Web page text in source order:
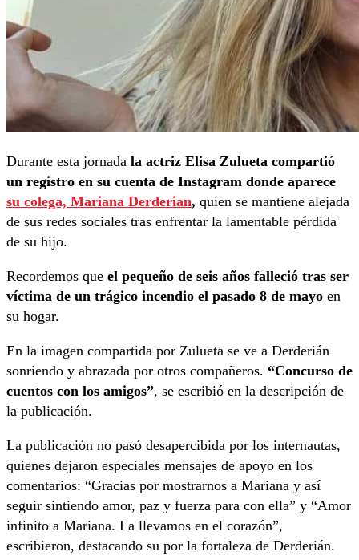
Durante esta jornada la actriz Elisa Zulueta compartió
un registro en su cuenta de Instagram donde aparece
su colega, Mariana Derderian, quien se mantiene alejada
de sus redes sociales tras enfrentar la lamentable pérdida
de su hijo.
Recordemos que el pequeño de seis años falleció tras ser
víctima de un trágico incendio el pasado 8 de mayo en
su hogar.
En la imagen compartida por Zulueta se ve a Derderián
sonriendo y abrazada por otros compañeros. “Concurso de
cuentos con los amigos”, se escribió en la descripción de
la publicación.
La publicación no pasó desapercibida por los internautas,
quienes dejaron especiales mensajes de apoyo en los
comentarios: “Gracias por mostrarnos a Mariana y así
seguir sintiendo amor, paz y fuerza para con ella” y “Amor
infinito a Mariana. La llevamos en el corazón”,
escribieron, destacando su por la fortaleza de Derderián.